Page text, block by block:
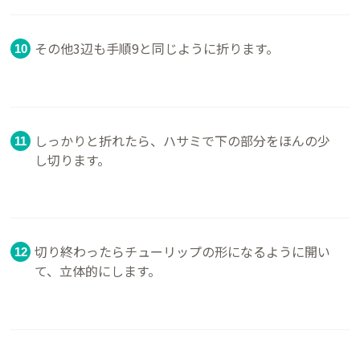
その他3辺も手順9と同じように折ります。
しっかりと折れたら、ハサミで下の部分をほんの少
し切ります。
切り終わったらチューリップの形になるように開い
て、立体的にします。